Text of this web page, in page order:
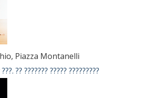
Piazza Montanelli
???. ?? ??????? ????? ?????????